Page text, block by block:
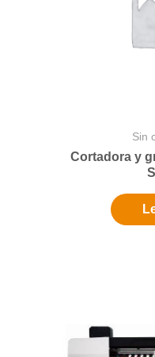
Sin
Cortadora y